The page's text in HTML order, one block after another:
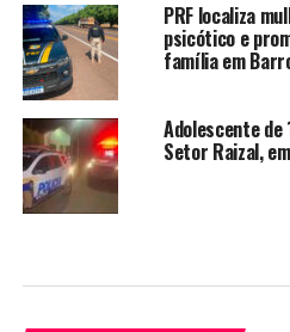
PRF localiza
psicótico e
família em
Adolescente
Setor Raizal,